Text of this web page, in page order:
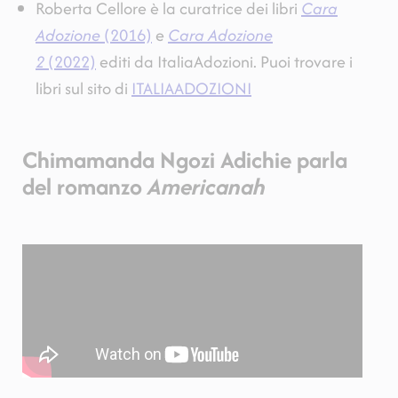
Roberta Cellore è la curatrice dei libri Cara
Adozione (2016) e Cara Adozione
2(2022) editi da ItaliaAdozioni. Puoi trovare i
libri sul sito di ITALIAADOZIONI
Chimamanda Ngozi Adichie parla
del romanzoAmericanah